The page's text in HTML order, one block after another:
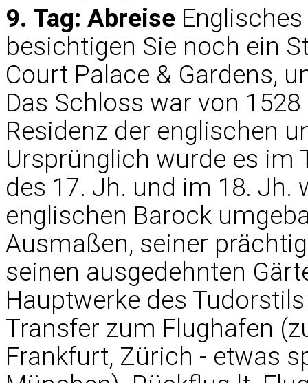
9. Tag: Abreise
besichtigen Sie noch ein
Court Palace & Gardens,
Das Schloss war von
Residenz der englischen
Ursprünglich wurde es im
des 17. Jh. und im 18. Jh.
englischen Barock
Ausmaßen, seiner
seinen ausgedehnten
Hauptwerke des
Transfer zum Flughafen
Frankfurt, Zürich - etwas